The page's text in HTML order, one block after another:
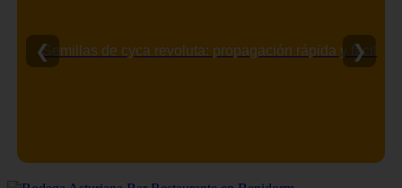
Semillas de cyca revoluta: propagación rápida y fácil
❮ ❯